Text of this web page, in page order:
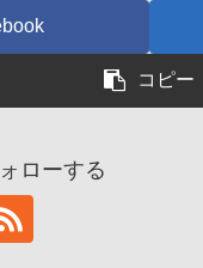
コピー
ローする